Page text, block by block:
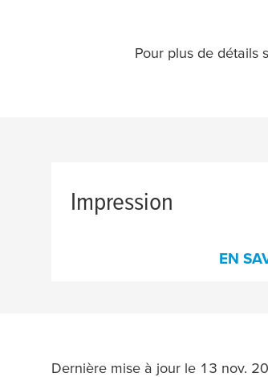
Pour plus de détails
Impression
EN
Dernière mise à jour le 13 nov.